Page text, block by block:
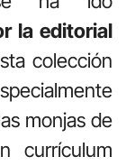
la editorial
colección
monjas de
currículum